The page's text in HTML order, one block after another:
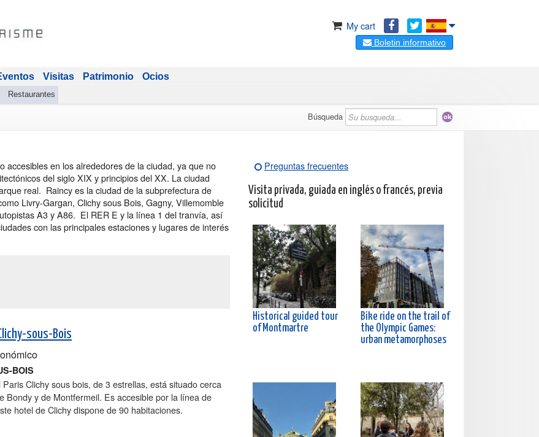
My cart
Boletin informativo
Restaurantes
Visitas Patrimonio Ocios
Búsqueda
accesibles en los alrededores de la ciudad, ya que no
del siglo XIX y principios del XX. La ciudad
real. Raincy es la ciudad de la subprefectura de
Livry-Gargan, Clichy sous Bois, Gagny, Villemomble
A3 y A86. El RER E y la línea 1 del tranvía, así
con las principales estaciones y lugares de interés
sous-Bois
BOIS
Clichy sous bois, de 3 estrellas, está situado cerca
Bondy y de Montfermeil. Es accesible por la línea de
hotel de Clichy dispone de 90 habitaciones.
Preguntas frecuentes
Visita privada, guiada en inglés o francés, previa
solicitud
Historical guided tour
of Montmartre
Bike ride on the trail of
the Olympic Games:
urban metamorphoses